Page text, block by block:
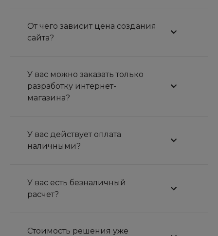
От чего зависит цена создания
сайта?
У вас можно заказать только
разработку интернет-
магазина?
У вас действует оплата
наличными?
У вас есть безналичный
расчет?
Стоимость решения уже